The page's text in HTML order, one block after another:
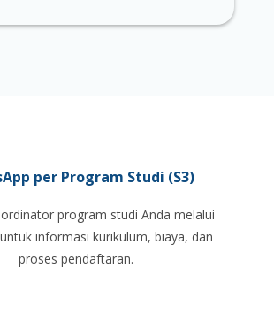
per Program Studi (S3)
program studi Anda melalui
informasi kurikulum, biaya, dan
proses pendaftaran.